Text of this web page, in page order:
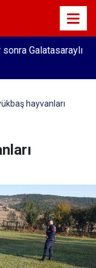
Galatasaraylı
hayvanları